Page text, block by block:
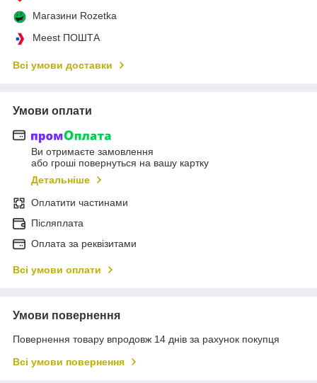
Магазини Rozetka
Meest ПОШТА
Всі умови доставки
Умови оплати
Ви отримаєте замовлення
або гроші повернуться на вашу картку
Детальніше
Оплатити частинами
Післяплата
Оплата за реквізитами
Всі умови оплати
Умови повернення
Повернення товару впродовж 14 днів за рахунок покупця
Всі умови повернення